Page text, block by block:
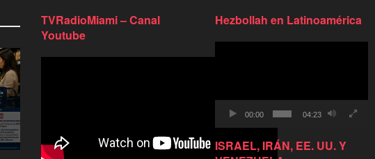
TVRadioMiami – Canal
Youtube
Hezbollah en Latinoamérica
00:00 04:23
ISRAEL, IRÁN, EE. UU. Y